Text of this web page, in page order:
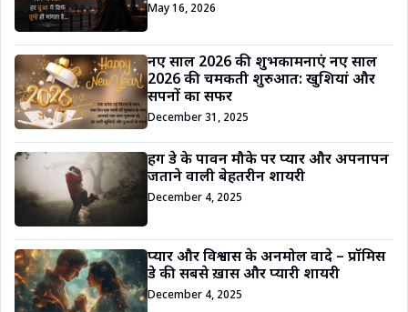
May 16, 2026
नए साल 2026 की शुभकामनाएं नए साल
2026 की चमकती शुरुआत: खुशियां और
सपनों का सफर
December 31, 2025
हग डे के पावन मौके पर प्यार और अपनापन
जताने वाली बेहतरीन शायरी
December 4, 2025
प्यार और विश्वास के अनमोल वादे – प्रॉमिस
डे की सबसे ख़ास और प्यारी शायरी
December 4, 2025